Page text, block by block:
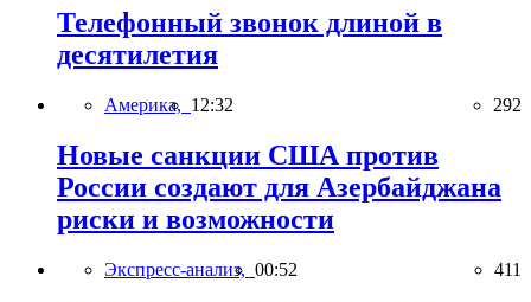
Телефонный звонок длиной в
десятилетия
Америка, 12:32 292
Новые санкции США против
России создают для Азербайджана
риски и возможности
Экспресс-анализ, 00:52 411